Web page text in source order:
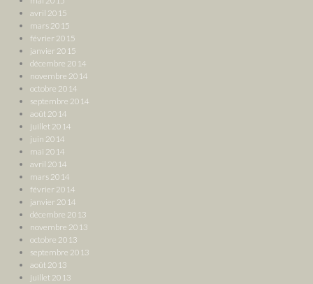
avril 2015
mars 2015
février 2015
janvier 2015
décembre 2014
novembre 2014
octobre 2014
septembre 2014
août 2014
juillet 2014
juin 2014
mai 2014
avril 2014
mars 2014
février 2014
janvier 2014
décembre 2013
novembre 2013
octobre 2013
septembre 2013
août 2013
juillet 2013